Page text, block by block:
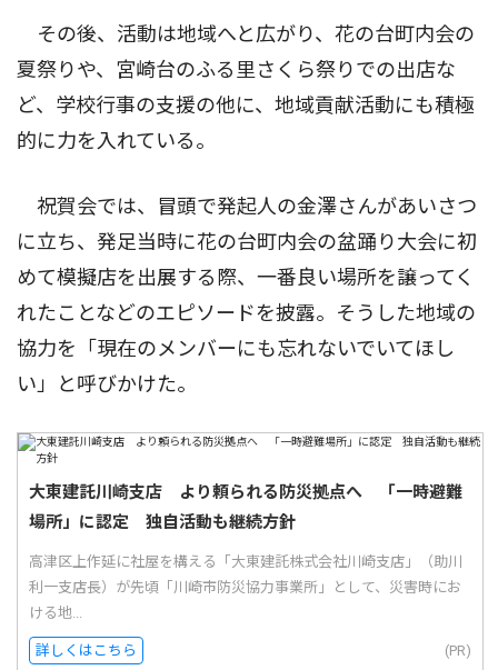
その後、活動は地域へと広がり、花の台町内会の
夏祭りや、宮崎台のふる里さくら祭りでの出店な
ど、学校行事の支援の他に、地域貢献活動にも積極
的に力を入れている。
祝賀会では、冒頭で発起人の金澤さんがあいさつ
に立ち、発足当時に花の台町内会の盆踊り大会に初
めて模擬店を出展する際、一番良い場所を譲ってく
れたことなどのエピソードを披露。そうした地域の
協力を「現在のメンバーにも忘れないでいてほし
い」と呼びかけた。
大東建託川崎支店 より頼られる防災拠点へ 「一時避難
場所」に認定 独自活動も継続方針
高津区上作延に社屋を構える「大東建託株式会社川崎支店」（助川
利一支店長）が先頃「川崎市防災協力事業所」として、災害時にお
ける地...
詳しくはこちら (PR)